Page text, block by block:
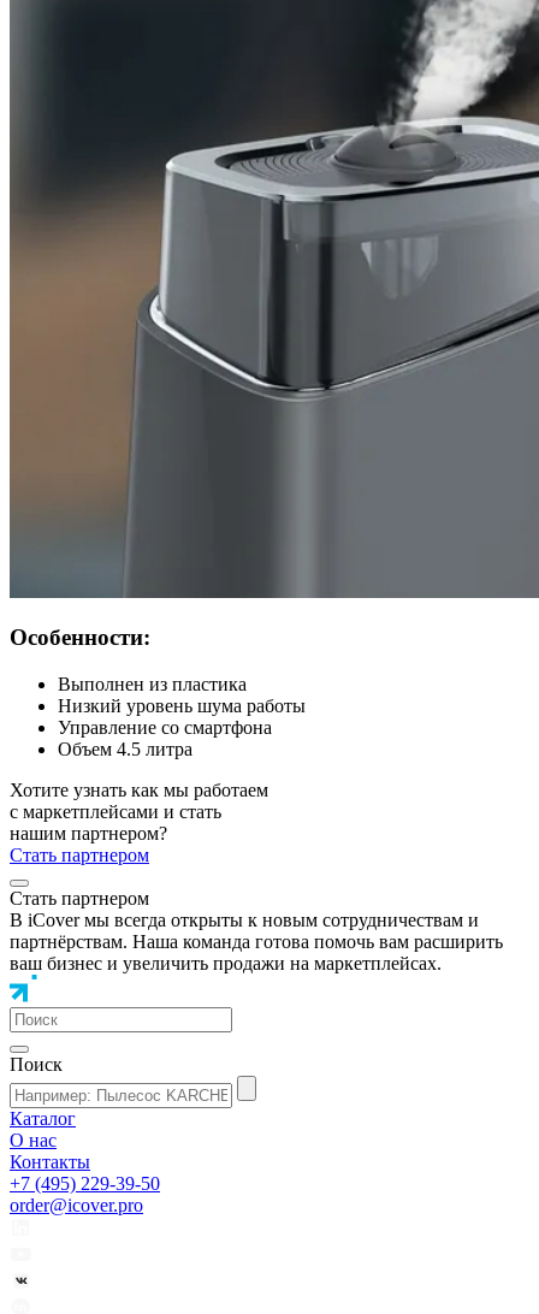
Особенности:
Выполнен из пластика
Низкий уровень шума работы
Управление со смартфона
Объем 4.5 литра
Хотите узнать как мы работаем
с маркетплейсами и стать
нашим партнером?
Стать партнером
Стать партнером
В iCover мы всегда открыты к новым сотрудничествам и
партнёрствам. Наша команда готова помочь вам расширить
ваш бизнес и увеличить продажи на маркетплейсах.
Поиск
Каталог
О нас
Контакты
+7 (495) 229-39-50
order@icover.pro